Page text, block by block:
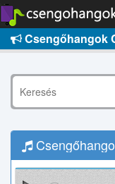
Csengőhangok